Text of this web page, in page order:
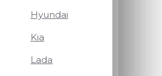
Hyundai
Kia
Lada